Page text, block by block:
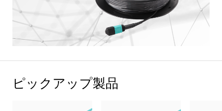
ピックアップ製品